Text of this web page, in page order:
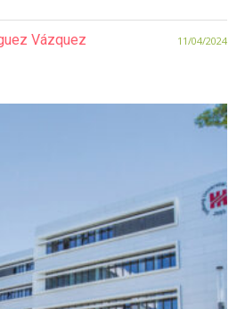
11/04/2024
Vázquez